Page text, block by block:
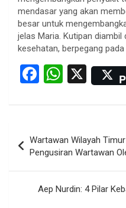
mendasar yang akan
besar untuk
jelas Maria. Kutipan diambil
kesehatan, berpegang
F
ce
o
o
k
W
at
s
A
p
p
X
navigation
Wartawan Wilayah
Pengusiran Wartawan
Aep Nurdin: 4 Pilar